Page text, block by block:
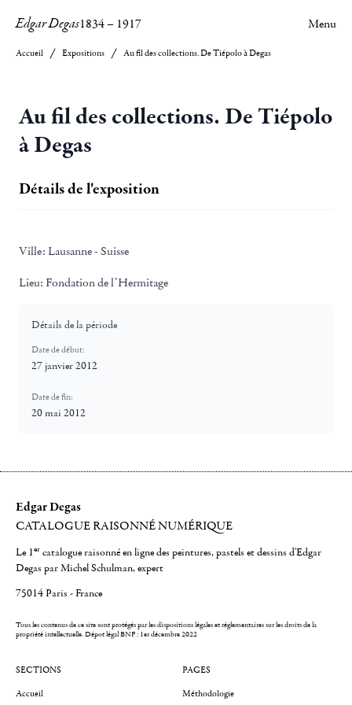
Edgar Degas1834– 1917 Menu
Accueil Expositions Au fil des collections. De Tiépolo à Degas
Au fil des collections. De Tiépolo
à Degas
Détails de l'exposition
Ville: Lausanne - Suisse
Lieu: Fondation de l’Hermitage
Détails de la période
Date de début:
27 janvier 2012
Date de fin:
20 mai 2012
Edgar Degas
CATALOGUE RAISONNÉ NUMÉRIQUE
Le 1er catalogue raisonné en ligne des peintures, pastels et dessins d'Edgar
Degas par Michel Schulman, expert
75014 Paris - France
Tous les contenus de ce site sont protégés par les dispositions légales et réglementaires sur les droits de la
propriété intellectuelle.Dépot légal BNF : 1er décembre 2022
SECTIONS
Accueil
PAGES
Méthodologie